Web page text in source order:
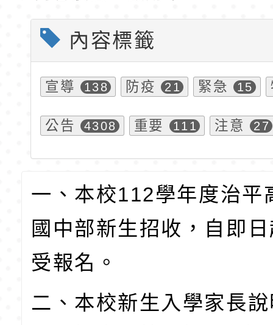
內容標籤
宣導 138 防疫 21 緊急 15
公告 4308 重要 111 注意 27
一、本校112學年度治平
國中部新生招收，自即
受報名。
二、本校新生入學家長